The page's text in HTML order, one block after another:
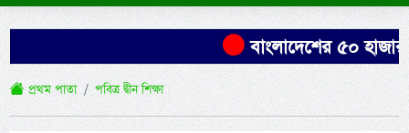
বাংলাদেশের ৫০ হাজার
প্রথম পাতা পবিত্র দ্বীন শিক্ষা